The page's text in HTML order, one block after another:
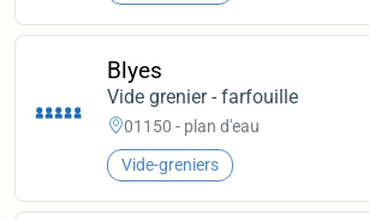
Blyes
Vide grenier - farfouille
01150 - plan d'eau
Vide-greniers